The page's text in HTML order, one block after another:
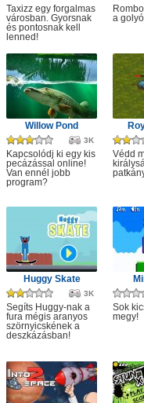
Taxizz egy forgalmas
városban. Gyorsnak
és pontosnak kell
lenned!
a
Willow Pond
3K
Kapcsolódj ki egy kis
pecázással online!
Van ennél jobb
program?
Védd
Huggy Skate
3K
Segíts Huggy-nak a
fura mégis aranyos
szörnyicskének a
deszkázásban!
Sok
megy!